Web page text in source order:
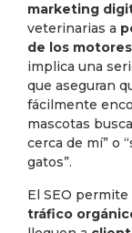
marketing
veterinarias a
de los
implica una
que aseguran
fácilmente
mascotas
cerca de mí” o
gatos”.
El SEO
tráfico